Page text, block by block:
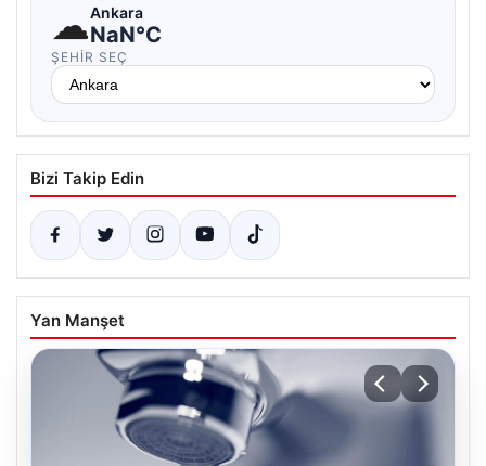
☁Ankara
NaN°C
ŞEHIR SEÇ
Bizi Takip Edin
Yan Manşet